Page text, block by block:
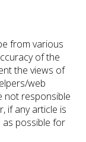
from various
of the
the views of
web
not responsible
if any article is
possible for